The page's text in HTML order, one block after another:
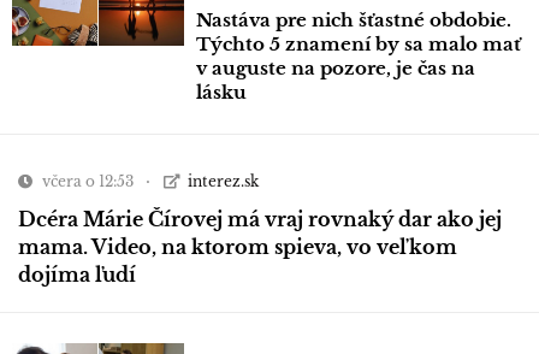
Nastáva pre nich šťastné obdobie.
Týchto 5 znamení by sa malo mať
v auguste na pozore, je čas na
lásku
včera o 12:53 interez.sk
Dcéra Márie Čírovej má vraj rovnaký dar ako jej
mama. Video, na ktorom spieva, vo veľkom
dojíma ľudí